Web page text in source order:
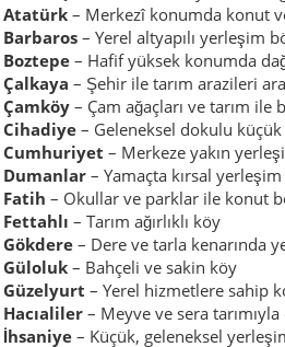
Atatürk – Merkezî konumda konut
Barbaros – Yerel altyapılı yerleşim
Boztepe – Hafif yüksek konumda
Çalkaya – Şehir ile tarım arazileri
Çamköy – Çam ağaçları ve tarım ile
Cihadiye – Geleneksel dokulu
Cumhuriyet – Merkeze yakın
Dumanlar – Yamaçta kırsal yerleşim
Fatih – Okullar ve parklar ile konut
Fettahlı – Tarım ağırlıklı köy
Gökdere – Dere ve tarla kenarında
Güloluk – Bahçeli ve sakin köy
Güzelyurt – Yerel hizmetlere sahip
Hacıaliler – Meyve ve sera tarımıyla
İhsaniye – Küçük, geleneksel